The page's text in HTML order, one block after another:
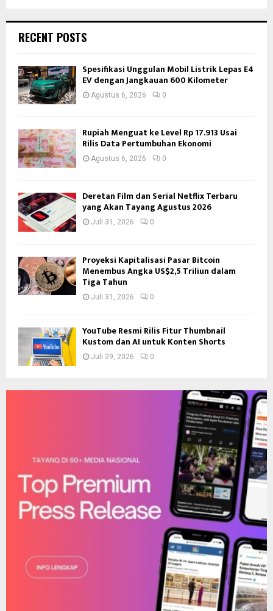
RECENT POSTS
Spesifikasi Unggulan Mobil Listrik Lepas E4
EV dengan Jangkauan 600 Kilometer
Agustus 6, 2026 0
Rupiah Menguat ke Level Rp 17.913 Usai
Rilis Data Pertumbuhan Ekonomi
Agustus 6, 2026 0
Deretan Film dan Serial Netflix Terbaru
yang Akan Tayang Agustus 2026
Juli 31, 2026 0
Proyeksi Kapitalisasi Pasar Bitcoin
Menembus Angka US$2,5 Triliun dalam
Tiga Tahun
Juli 31, 2026 0
YouTube Resmi Rilis Fitur Thumbnail
Kustom dan AI untuk Konten Shorts
Juli 29, 2026 0